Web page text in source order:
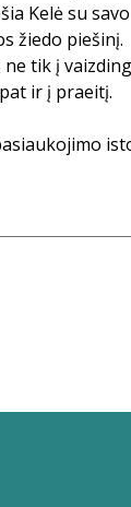
Kelė su savo
žiedo piešinį.
tik į
ir į praeitį.